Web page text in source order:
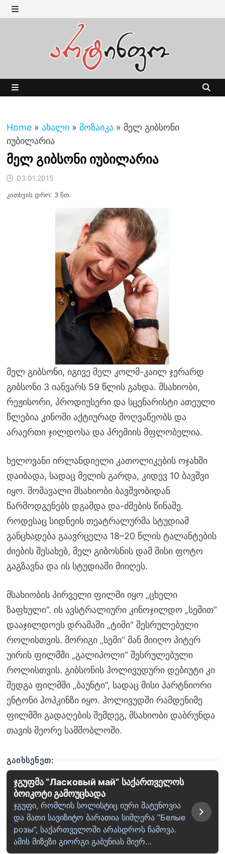
Skip
to MENU
Home » ახალი » მოზაიკა » მელ გიბსონი
იუბილარია
მელ გიბსონი იუბილარია
03.01.2015
კითხვის დრო: 3 წთ.
მელ გიბსონი, იგივე მელ კოლმ-კაილ ჯერარდ
გიბსონი 3 იანვარს 59 წლის გახდა. მსახიობი,
რეჟისორი, პროდიუსერი და სცენარისტი ათეული
წლებია კინოში აქტიურად მოღვაწეობს და
არაერთი ჯილდოსა და პრემიის მფლობელია.
ხელოვანი ირლანდიელი კათოლიკების ოჯახში
დაიბადა, სადაც მელის გარდა, კიდევ 10 ბავშვი
იყო. მომავალი მსახიობი ბავშვობიდან
წარმოდგენებს დგამდა და-ძმების წინაშე.
როდესაც სიდნეის თეატრალურმა სტუდიამ
განცხადება გაავრცელა 18–20 წლის ტალანტების
ძიების შესახებ, მელ გიბოსნის დამ მისი ფოტო
გაგზავნა და ის სტუდიაში მიიღეს.
მსახიობის პირველი ფილმი იყო „ცხელი
ზაფხული“. ის ავსტრალიური კინოჯილდო „სემით“
დააჯილდოეს დრამაში „ტიმი“ შესრულებული
როლისთვის. მორიგი „სემი“ მან მიიღო პიტერ
უირის ფილმში „გალიპოლი“ შესრულებული
როლისთვის. გიბსონის ჰოლივუდური დებიუტი კი
შედგა ფილმში „ბაუნტი“, სადაც მისი პარტნიორი
ენტონი ჰოპკინზი იყო. ჰოლივუდში რამდენიმე
ფილმში გადაღების შემდეგ, მსახიობი დაბრუნდა
თავის მეორე სამშობლოში.
ᲒᲐᲘᲮᲡᲔᲜᲔᲗ:
ჯგუფმა ”Ласковый май” საქართველოს
ბოიკოტი გამოუცხადა
ჯგუფი, რომლის სოლისტიც იური შატუნოვია
და მათი სავიზიტო ბარათია სიმღერა ”Белые
розы”, საქართველოში არასდროს ჩამოვა.
ამის მიზეზი გიორგი გაბუნიას მიერ…